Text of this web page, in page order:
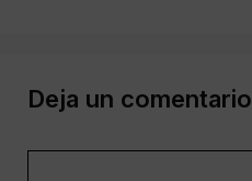
Deja un comentario